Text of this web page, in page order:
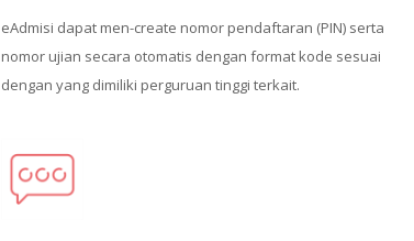
eAdmisi dapat men-create nomor pendaftaran (PIN) serta
nomor ujian secara otomatis dengan format kode sesuai
dengan yang dimiliki perguruan tinggi terkait.